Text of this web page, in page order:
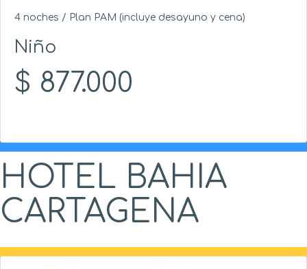
4 noches / Plan PAM (incluye desayuno y cena)
Niño
$ 877.000
HOTEL BAHIA
CARTAGENA